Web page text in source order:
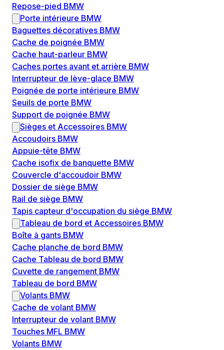
Repose-pied BMW
Porte intérieure BMW
Baguettes décoratives BMW
Cache de poignée BMW
Cache haut-parleur BMW
Caches portes avant et arrière BMW
Interrupteur de lève-glace BMW
Poignée de porte intérieure BMW
Seuils de porte BMW
Support de poignée BMW
Sièges et Accessoires BMW
Accoudoirs BMW
Appuie-tête BMW
Cache isofix de banquette BMW
Couvercle d'accoudoir BMW
Dossier de siège BMW
Rail de siège BMW
Tapis capteur d'occupation du siège BMW
Tableau de bord et Accessoires BMW
Boîte à gants BMW
Cache planche de bord BMW
Cache Tableau de bord BMW
Cuvette de rangement BMW
Tableau de bord BMW
Volants BMW
Cache de volant BMW
Interrupteur de volant BMW
Touches MFL BMW
Volants BMW